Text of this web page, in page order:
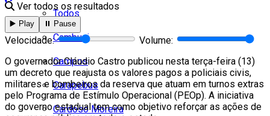
Todos
Cambuci
Campos
Carapebus
Cardoso Moreira
Ver todos os resultados
▶️ Play ⏸️ Pause
Velocidade:
Volume:
O governador Cláudio Castro publicou nesta terça-feira (13)
um decreto que reajusta os valores pagos a policiais civis,
militares e bombeiros da reserva que atuam em turnos extras
pelo Programa de Estímulo Operacional (PEOp). A iniciativa
do governo estadual tem como objetivo reforçar as ações de